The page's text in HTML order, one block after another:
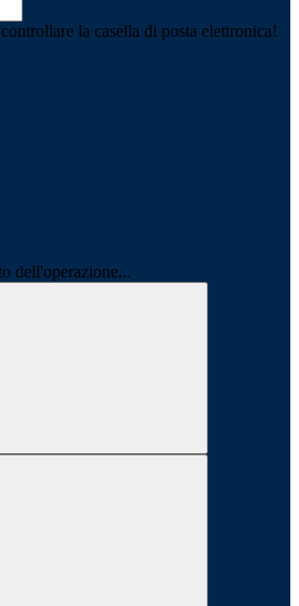
la casella di posta elettronica!
dell'operazione...